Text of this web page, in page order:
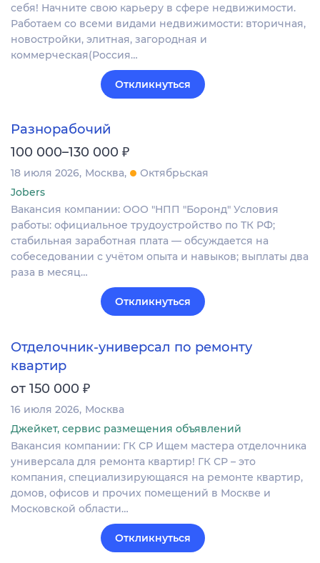
себя! Начните свою карьеру в сфере недвижимости.
Работаем со всеми видами недвижимости: вторичная,
новостройки, элитная, загородная и
коммерческая(Россия…
Откликнуться
Разнорабочий
100 000–130 000 ₽
18 июля 2026 Москва
Октябрьская
Jobers
Вакансия компании: ООО "НПП "Боронд" Условия
работы: официальное трудоустройство по ТК РФ;
стабильная заработная плата — обсуждается на
собеседовании с учётом опыта и навыков; выплаты два
раза в месяц…
Откликнуться
Отделочник-универсал по ремонту
квартир
от 150 000 ₽
16 июля 2026 Москва
Джейкет, сервис размещения объявлений
Вакансия компании: ГК СР Ищем мастера отделочника
универсала для ремонта квартир! ГК СР – это
компания, специализирующаяся на ремонте квартир,
домов, офисов и прочих помещений в Москве и
Московской области…
Откликнуться